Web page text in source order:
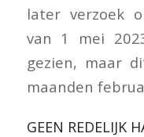
later verzoek
van 1 mei
gezien, maar
maanden
GEEN REDELIJK